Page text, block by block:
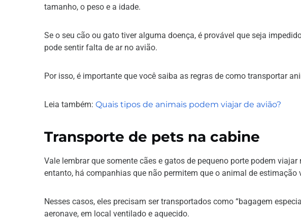
tamanho, o peso e a idade.
Se o seu cão ou gato tiver alguma doença, é provável que seja
pode sentir falta de ar no avião.
Por isso, é importante que você saiba as regras de como transportar
Leia também: Quais tipos de animais podem viajar de avião?
Transporte de pets na cabine
Vale lembrar que somente cães e gatos de pequeno porte podem
entanto, há companhias que não permitem que o animal de estimação
Nesses casos, eles precisam ser transportados como “bagagem
aeronave, em local ventilado e aquecido.